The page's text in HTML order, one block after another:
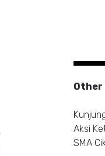
Other
Aksi
SMA